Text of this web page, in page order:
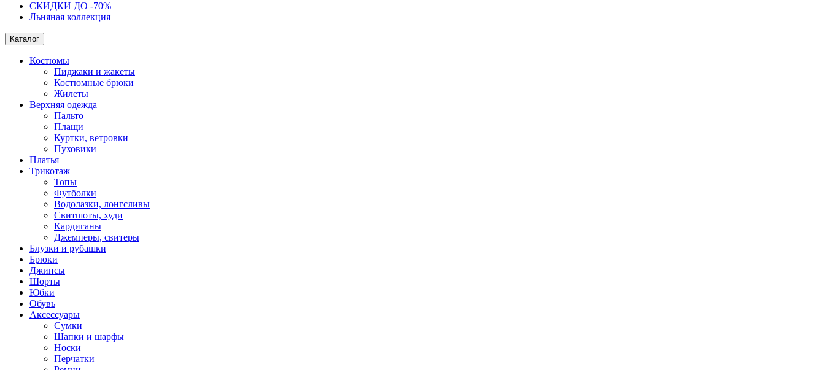
СКИДКИ ДО -70%
Льняная коллекция
Каталог
Костюмы
Пиджаки и жакеты
Костюмные брюки
Жилеты
Верхняя одежда
Пальто
Плащи
Куртки, ветровки
Пуховики
Платья
Трикотаж
Топы
Футболки
Водолазки, лонгсливы
Свитшоты, худи
Кардиганы
Джемперы, свитеры
Блузки и рубашки
Брюки
Джинсы
Шорты
Юбки
Обувь
Аксессуары
Сумки
Шапки и шарфы
Носки
Перчатки